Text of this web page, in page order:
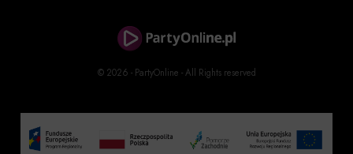
© 2026 - PartyOnline - All Rights reserved